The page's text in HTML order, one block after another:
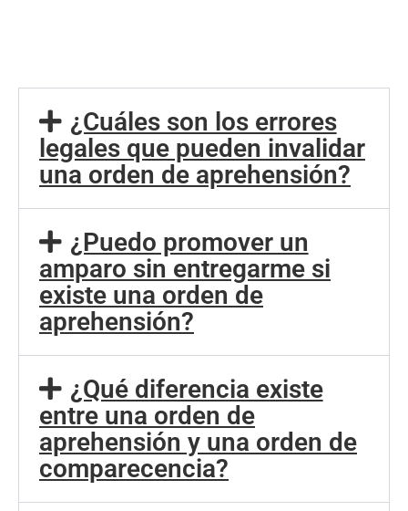
¿Cuáles son los errores
legales que pueden invalidar
una orden de aprehensión?
¿Puedo promover un
amparo sin entregarme si
existe una orden de
aprehensión?
¿Qué diferencia existe
entre una orden de
aprehensión y una orden de
comparecencia?